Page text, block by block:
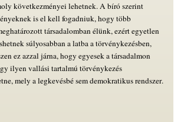
következményei lehetnek. A bíró szerint
is el kell fogadniuk, hogy több
társadalomban élünk, ezért egyetlen
súlyosabban a latba a törvénykezésben,
ez azzal járna, hogy egyesek a társadalmon
ilyen vallási tartalmú törvénykezés
mely a legkevésbé sem demokratikus rendszer.